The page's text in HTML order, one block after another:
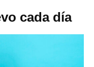
cada día